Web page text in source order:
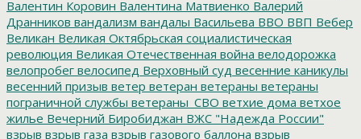
Валентин Коровин Валентина Матвиенко Валерий
Дранников вандализм вандалы Васильева ВВО ВВП Вебер
Великан Великая Октябрьская социалистическая
революция Великая Отечественная война велодорожка
велопробег велосипед Верховный суд весенние каникулы
весенний призыв ветер ветеран ветераны ветераны
пограничной службы ветераны_СВО ветхие дома ветхое
жилье Вечерний Биробиджан ВЖС "Надежда России"
взрыв взрыв газа взрыв газового баллона взрыв